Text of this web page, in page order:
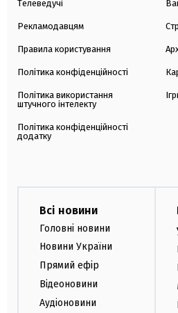
Телеведучі
Рекламодавцям
Правила користування
Політика конфіденційності
Політика використання
штучного інтелекту
Політика конфіденційності
додатку
Всі новини
Головні новини
Новини України
Прямий ефір
Відеоновини
Аудіоновини